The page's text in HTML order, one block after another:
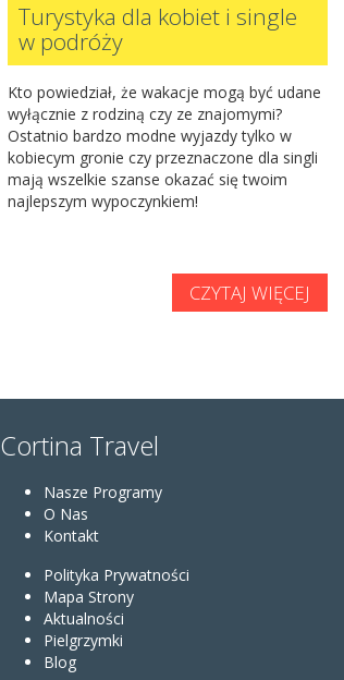
Turystyka dla kobiet i single
w podróży
Kto powiedział, że wakacje mogą być udane
wyłącznie z rodziną czy ze znajomymi?
Ostatnio bardzo modne wyjazdy tylko w
kobiecym gronie czy przeznaczone dla singli
mają wszelkie szanse okazać się twoim
najlepszym wypoczynkiem!
CZYTAJ WIĘCEJ
Cortina Travel
Nasze Programy
O Nas
Kontakt
Polityka Prywatności
Mapa Strony
Aktualności
Pielgrzymki
Blog